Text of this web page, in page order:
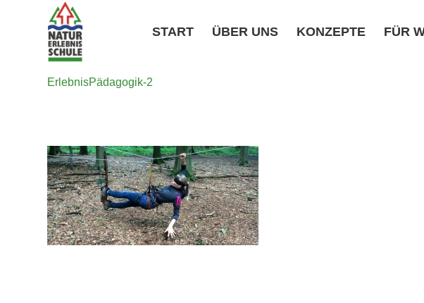
START ÜBER UNS KONZEPTE FÜR
ErlebnisPädagogik-2